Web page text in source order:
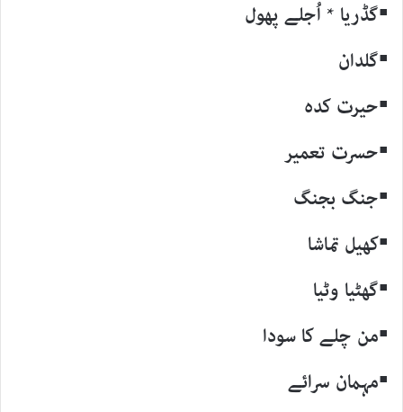
▪گڈریا * اُجلے پھول
▪گلدان
▪حیرت کدہ
▪حسرت تعمیر
▪جنگ بجنگ
▪کھیل تماشا
▪گھٹیا وٹیا
▪من چلے کا سودا
▪مہمان سرائے